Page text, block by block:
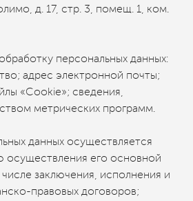
д. 17, стр. 3, помещ. 1, ком.
персональных данных:
адрес электронной почты;
«Cookie»; сведения,
метрических программ.
данных осуществляется
его основной
заключения, исполнения и
правовых договоров;